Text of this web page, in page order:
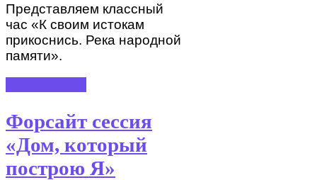
Представляем классный
час «К своим истокам
прикоснись. Река народной
памяти».
Форсайт сессия
«Дом, который
построю Я»